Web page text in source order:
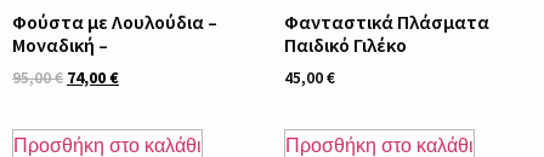
Φούστα με Λουλούδια –
Μοναδική –
95,00€ 74,00€
Προσθήκη στο καλάθι
Φανταστικά Πλάσματα
Παιδικό Γιλέκο
45,00€
Προσθήκη στο καλάθι